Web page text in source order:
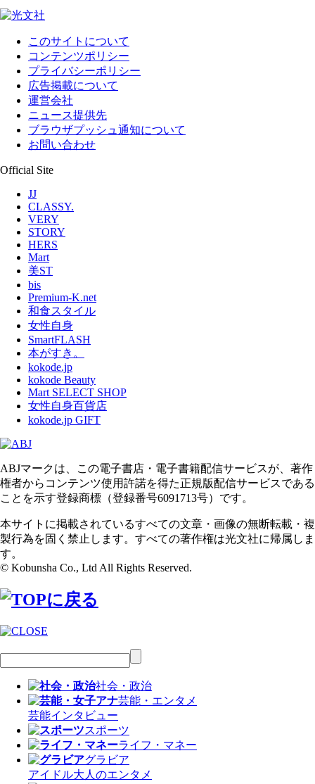
このサイトについて
コンテンツポリシー
プライバシーポリシー
広告掲載について
運営会社
ニュース提供先
ブラウザプッシュ通知について
お問い合わせ
Official Site
JJ
CLASSY.
VERY
STORY
HERS
Mart
美ST
bis
Premium-K.net
和食スタイル
女性自身
SmartFLASH
本がすき。
kokode.jp
kokode Beauty
Mart SELECT SHOP
女性自身百貨店
kokode.jp GIFT
ABJマークは、この電子書店・電子書籍配信サービスが、著作
権者からコンテンツ使用許諾を得た正規版配信サービスである
ことを示す登録商標（登録番号6091713号）です。
本サイトに掲載されているすべての文章・画像の無断転載・複
製行為を固く禁止します。すべての著作権は光文社に帰属しま
す。
© Kobunsha Co., Ltd All Rights Reserved.
社会・政治
芸能・エンタメ
芸能インタビュー
スポーツ
ライフ・マネー
グラビア
アイドル大人のエンタメ